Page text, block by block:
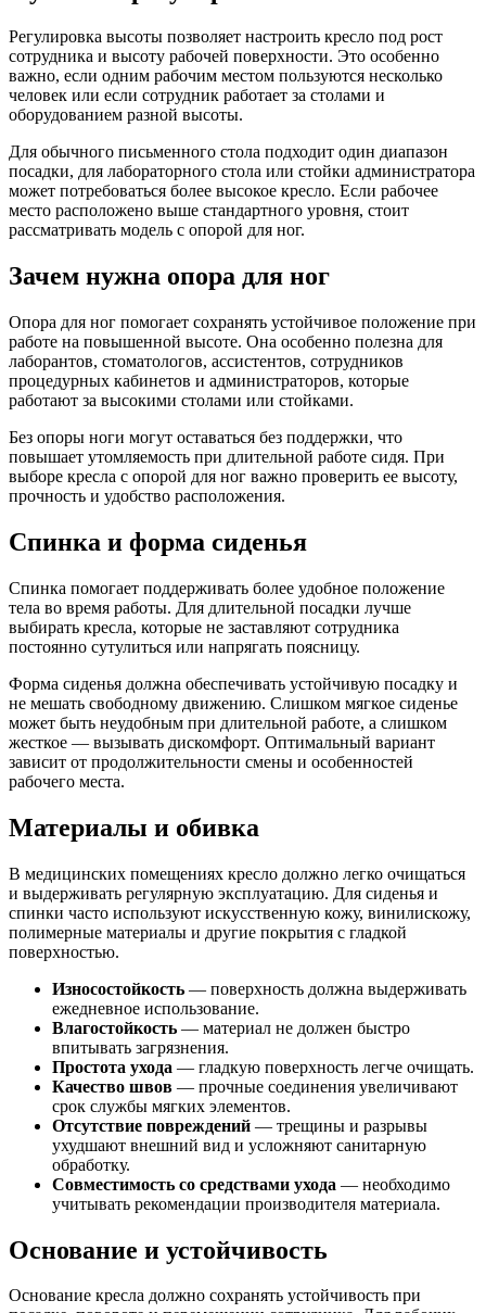
Регулировка высоты позволяет настроить кресло под рост
сотрудника и высоту рабочей поверхности. Это особенно
важно, если одним рабочим местом пользуются несколько
человек или если сотрудник работает за столами и
оборудованием разной высоты.
Для обычного письменного стола подходит один диапазон
посадки, для лабораторного стола или стойки администратора
может потребоваться более высокое кресло. Если рабочее
место расположено выше стандартного уровня, стоит
рассматривать модель с опорой для ног.
Зачем нужна опора для ног
Опора для ног помогает сохранять устойчивое положение при
работе на повышенной высоте. Она особенно полезна для
лаборантов, стоматологов, ассистентов, сотрудников
процедурных кабинетов и администраторов, которые
работают за высокими столами или стойками.
Без опоры ноги могут оставаться без поддержки, что
повышает утомляемость при длительной работе сидя. При
выборе кресла с опорой для ног важно проверить ее высоту,
прочность и удобство расположения.
Спинка и форма сиденья
Спинка помогает поддерживать более удобное положение
тела во время работы. Для длительной посадки лучше
выбирать кресла, которые не заставляют сотрудника
постоянно сутулиться или напрягать поясницу.
Форма сиденья должна обеспечивать устойчивую посадку и
не мешать свободному движению. Слишком мягкое сиденье
может быть неудобным при длительной работе, а слишком
жесткое — вызывать дискомфорт. Оптимальный вариант
зависит от продолжительности смены и особенностей
рабочего места.
Материалы и обивка
В медицинских помещениях кресло должно легко очищаться
и выдерживать регулярную эксплуатацию. Для сиденья и
спинки часто используют искусственную кожу, винилискожу,
полимерные материалы и другие покрытия с гладкой
поверхностью.
Износостойкость — поверхность должна выдерживать
ежедневное использование.
Влагостойкость — материал не должен быстро
впитывать загрязнения.
Простота ухода — гладкую поверхность легче очищать.
Качество швов — прочные соединения увеличивают
срок службы мягких элементов.
Отсутствие повреждений — трещины и разрывы
ухудшают внешний вид и усложняют санитарную
обработку.
Совместимость со средствами ухода — необходимо
учитывать рекомендации производителя материала.
Основание и устойчивость
Основание кресла должно сохранять устойчивость при